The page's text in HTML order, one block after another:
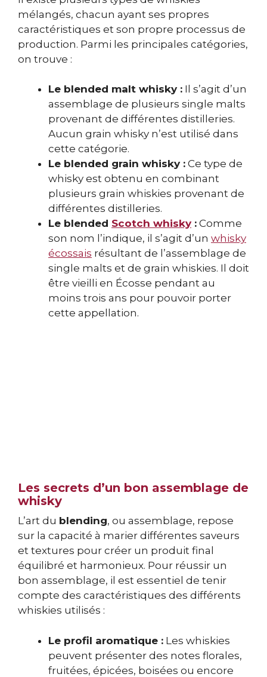
mélangés, chacun ayant ses propres
caractéristiques et son propre processus de
production. Parmi les principales catégories,
on trouve :
Le blended malt whisky : Il s’agit d’un
assemblage de plusieurs single malts
provenant de différentes distilleries.
Aucun grain whisky n’est utilisé dans
cette catégorie.
Le blended grain whisky : Ce type de
whisky est obtenu en combinant
plusieurs grain whiskies provenant de
différentes distilleries.
Le blended Scotch whisky : Comme
son nom l’indique, il s’agit d’un whisky
écossais résultant de l’assemblage de
single malts et de grain whiskies. Il doit
être vieilli en Écosse pendant au
moins trois ans pour pouvoir porter
cette appellation.
Les secrets d’un bon assemblage de
whisky
L’art du blending, ou assemblage, repose
sur la capacité à marier différentes saveurs
et textures pour créer un produit final
équilibré et harmonieux. Pour réussir un
bon assemblage, il est essentiel de tenir
compte des caractéristiques des différents
whiskies utilisés :
Le profil aromatique : Les whiskies
peuvent présenter des notes florales,
fruitées, épicées, boisées ou encore